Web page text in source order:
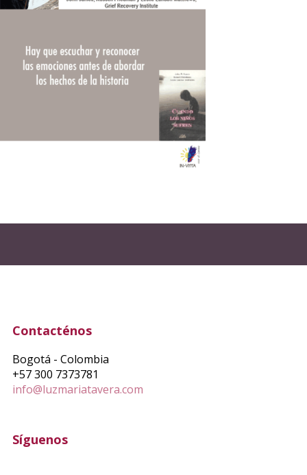
Contacténos
Bogotá - Colombia
+57 300 7373781
info@luzmariatavera.com
Síguenos